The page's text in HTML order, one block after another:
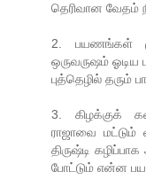
தெரிவான வேதம் நீ
2. பயணங்கள்
ஒருவருஷம்
புத்தெழில் தரும்
3. கிழக்குக்
ராஜாவை மட்டும்
திருஷ்டி
போட்டும் என்ன